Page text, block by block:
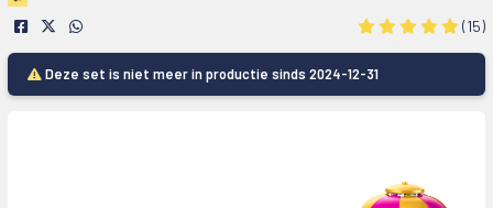
(15)
Deze set is niet meer in productie sinds 2024-12-31